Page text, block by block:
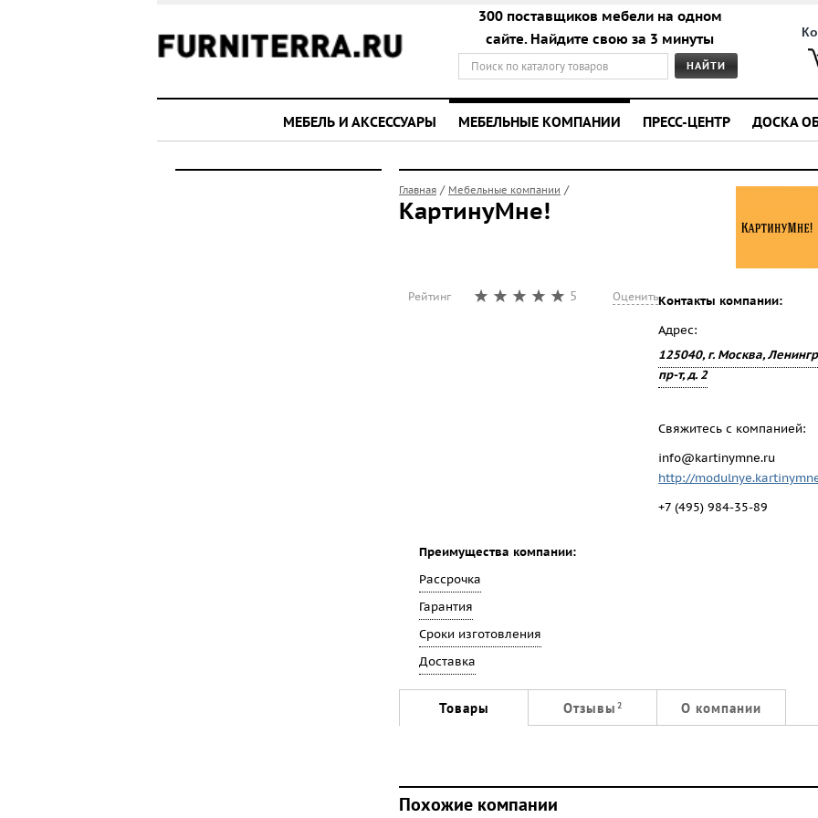
300 поставщиков мебели на одном
сайте. Найдите свою за 3 минуты
МЕБЕЛЬ И АКСЕССУАРЫ МЕБЕЛЬНЫЕ КОМПАНИИ ПРЕСС-ЦЕНТР ДОСКА
Главная / Мебельные компании /
КартинуМне!
Рейтинг 5 ОценитьКонтакты компании:
Адрес:
125040, г. Москва,
пр-т, д. 2
Свяжитесь с компанией:
info@kartinymne.ru
http://
+7 (495) 984-35-89
Преимущества компании:
Рассрочка
Гарантия
Сроки изготовления
Доставка
Товары Отзывы 2 О компании
Похожие компании